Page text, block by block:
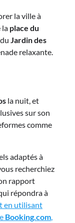
la ville à
la place du
Jardin des
relaxante.
la nuit, et
sur son
comme
adaptés à
recherchiez
rapport
répondra à
en utilisant
Booking.com,